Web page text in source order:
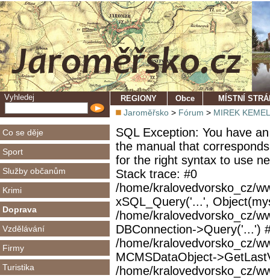
Vyhledej
Co se děje
Sport
Služby občanům
Krimi
Doprava
Vzdělávání
Firmy
Turistika
REGIONY Obce MÍSTNÍ
Jaroměřsko > Fórum > MIREK
SQL Exception: You have
the manual that
for the right syntax to use
Stack trace: #0
/home/kralovedvorsko_cz/
xSQL_Query('...',
/home/kralovedvorsko_cz/
DBConnection->Query('...')
/home/kralovedvorsko_cz/
MCMSDataObject-
/home/kralovedvorsko_cz/